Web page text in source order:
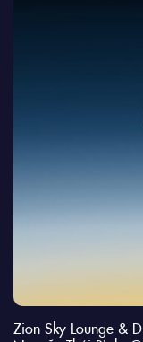
Zion Sky Lounge &